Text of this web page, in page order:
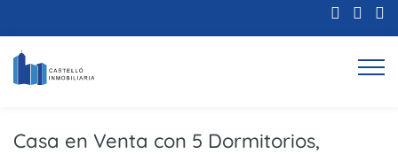
Casa en Venta con 5 Dormitorios,